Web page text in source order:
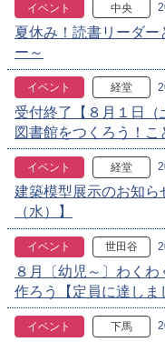
イベント 中央
夏休み！読書リーダ
ー～
イベント 経堂
受付終了【８月１日
図書館をつくろう！こ
イベント 経堂
建築模型展示のお知ら
（水）】
イベント 世田谷
８月〔幼児～〕わく
作ろう【定員に達しま
イベント 下馬